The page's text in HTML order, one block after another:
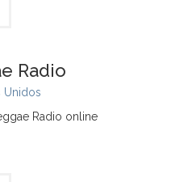
Radio
Unidos
Radio online